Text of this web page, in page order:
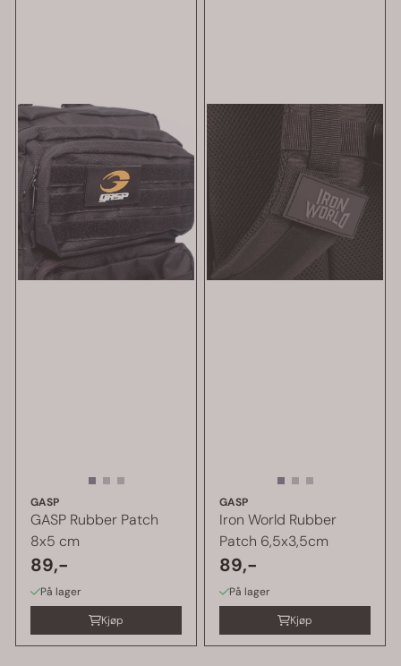
GASP
GASP Rubber Patch
8x5 cm
89,-
På lager
Kjøp
GASP
Iron World Rubber
Patch 6,5x3,5cm
89,-
På lager
Kjøp